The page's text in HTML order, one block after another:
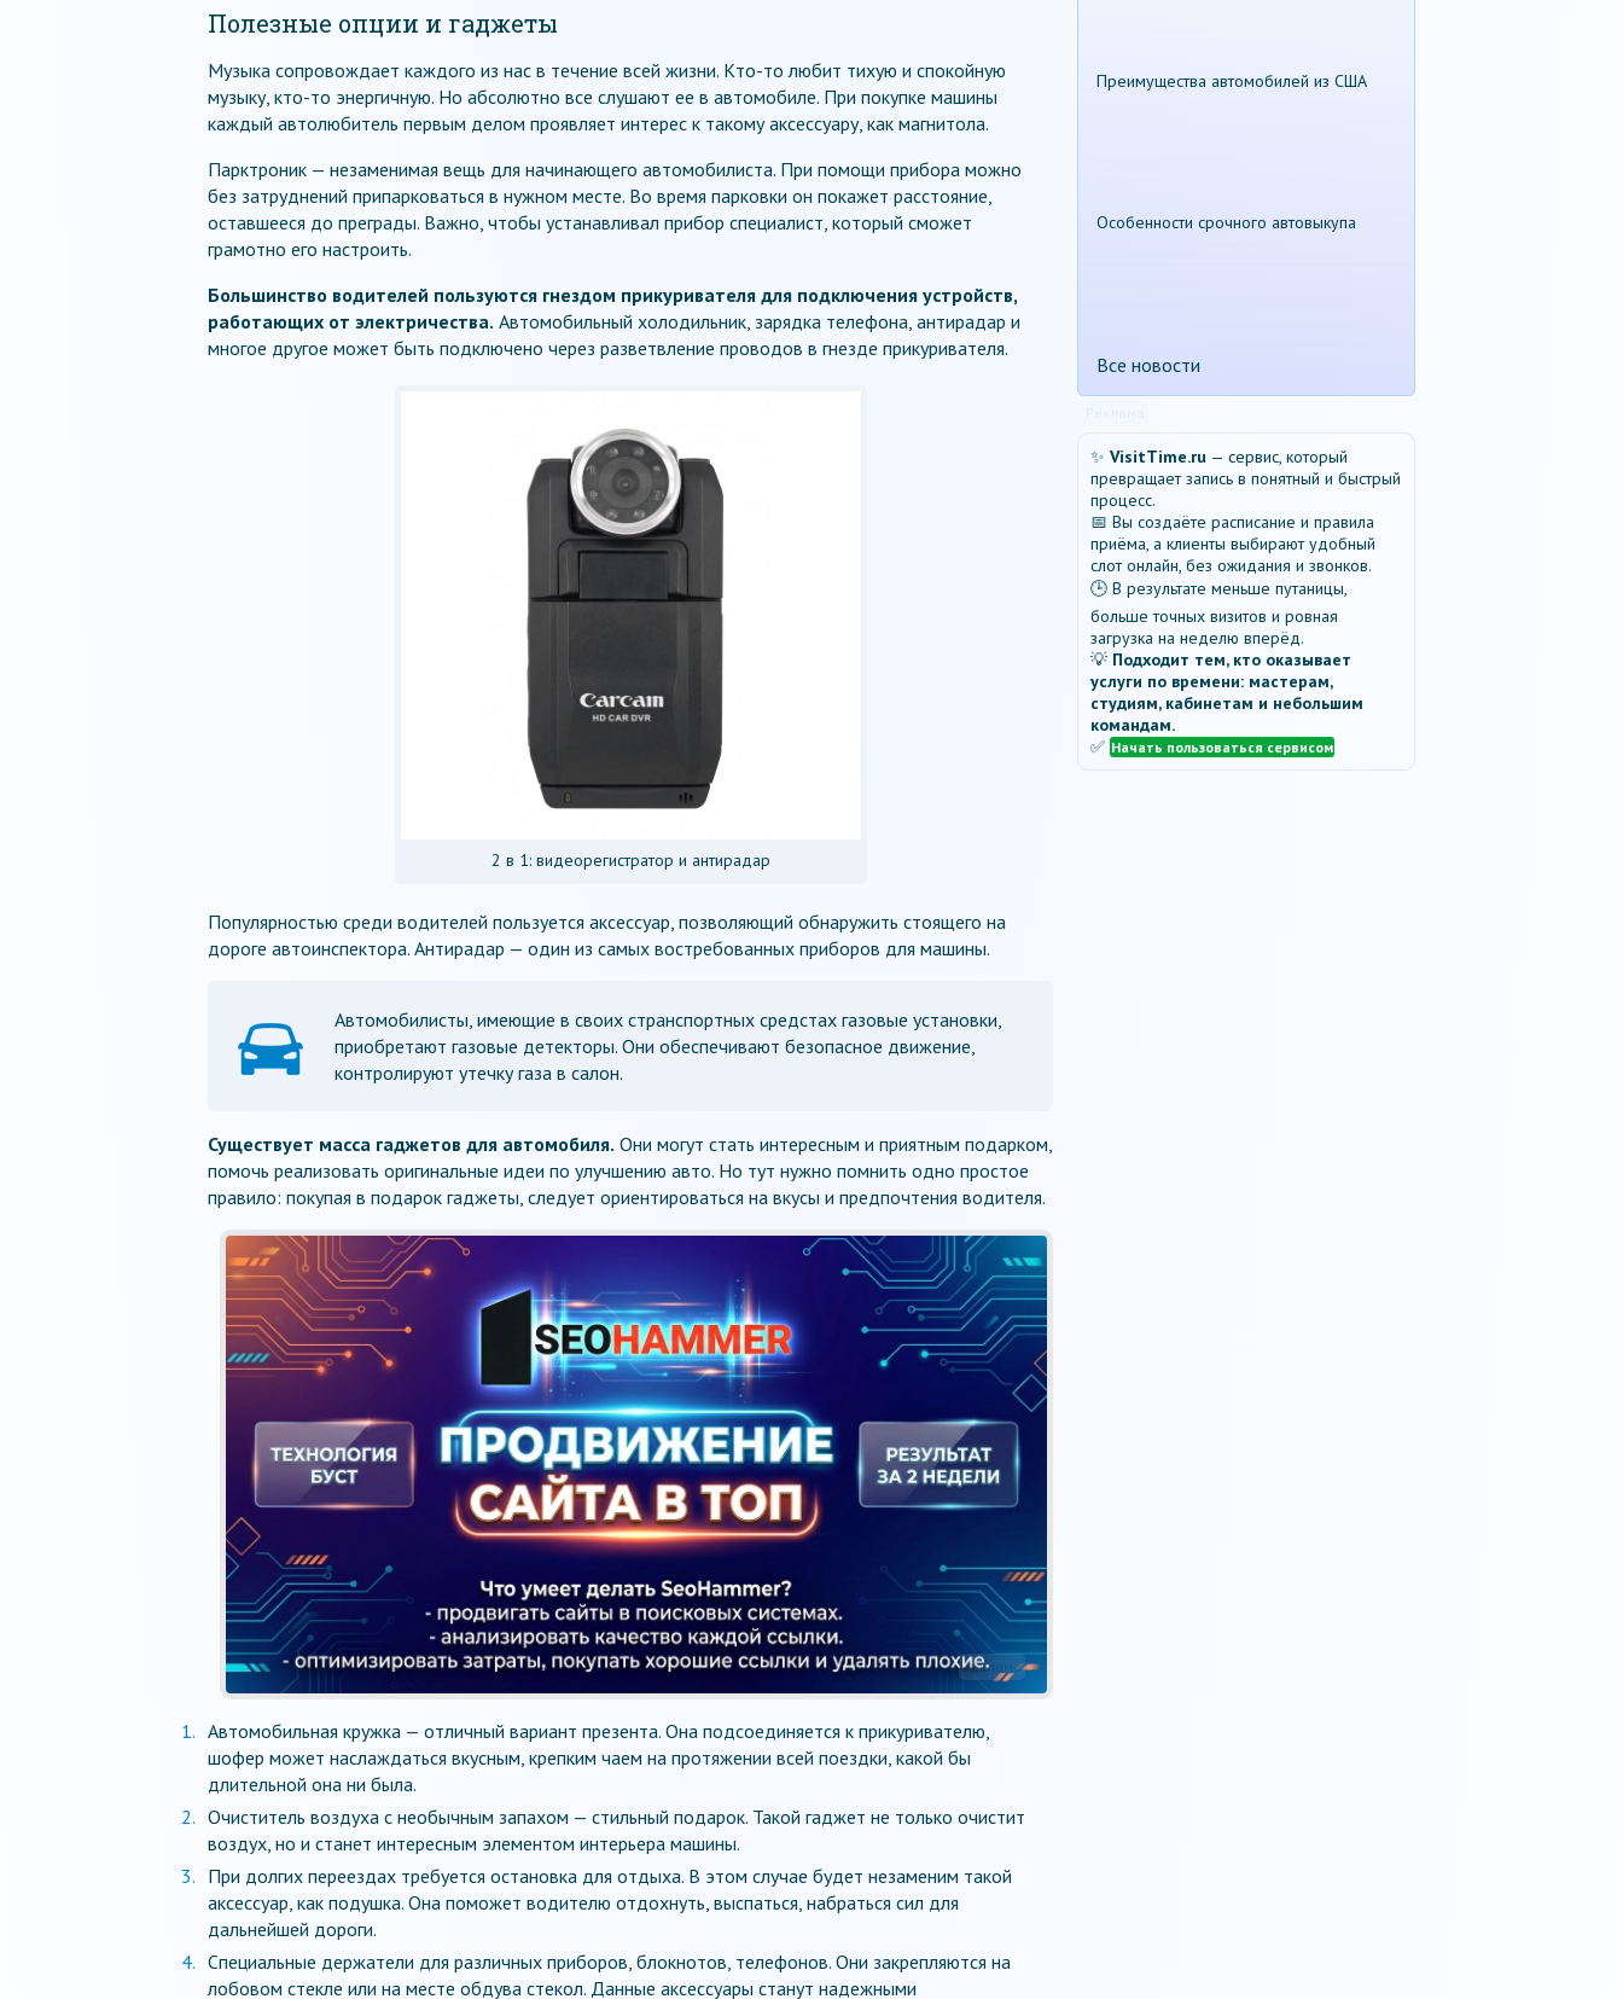
Полезные опции и гаджеты
Музыка сопровождает каждого из нас в течение всей жизни. Кто-то любит тихую и спокойную
музыку, кто-то энергичную. Но абсолютно все слушают ее в автомобиле. При покупке машины
каждый автолюбитель первым делом проявляет интерес к такому аксессуару, как магнитола.
Парктроник — незаменимая вещь для начинающего автомобилиста. При помощи прибора можно
без затруднений припарковаться в нужном месте. Во время парковки он покажет расстояние,
оставшееся до преграды. Важно, чтобы устанавливал прибор специалист, который сможет
грамотно его настроить.
Большинство водителей пользуются гнездом прикуривателя для подключения устройств,
работающих от электричества. Автомобильный холодильник, зарядка телефона, антирадар и
многое другое может быть подключено через разветвление проводов в гнезде прикуривателя.
2 в 1: видеорегистратор и антирадар
Популярностью среди водителей пользуется аксессуар, позволяющий обнаружить стоящего на
дороге автоинспектора. Антирадар — один из самых востребованных приборов для машины.
Автомобилисты, имеющие в своих странспортных средстах газовые установки,
приобретают газовые детекторы. Они обеспечивают безопасное движение,
контролируют утечку газа в салон.
Существует масса гаджетов для автомобиля. Они могут стать интересным и приятным подарком,
помочь реализовать оригинальные идеи по улучшению авто. Но тут нужно помнить одно простое
правило: покупая в подарок гаджеты, следует ориентироваться на вкусы и предпочтения водителя.
Реклама
Автомобильная кружка — отличный вариант презента. Она подсоединяется к прикуривателю,
шофер может наслаждаться вкусным, крепким чаем на протяжении всей поездки, какой бы
длительной она ни была.
Очиститель воздуха с необычным запахом — стильный подарок. Такой гаджет не только очистит
воздух, но и станет интересным элементом интерьера машины.
При долгих переездах требуется остановка для отдыха. В этом случае будет незаменим такой
аксессуар, как подушка. Она поможет водителю отдохнуть, выспаться, набраться сил для
дальнейшей дороги.
Специальные держатели для различных приборов, блокнотов, телефонов. Они закрепляются на
лобовом стекле или на месте обдува стекол. Данные аксессуары станут надежными
Преимущества автомобилей из США
Особенности срочного автовыкупа
Все новости
✨ VisitTime.ru — сервис, который
превращает запись в понятный и быстрый
процесс.
📅 Вы создаёте расписание и правила
приёма, а клиенты выбирают удобный
слот онлайн, без ожидания и звонков.
🕒 В результате меньше путаницы,
больше точных визитов и ровная
загрузка на неделю вперёд.
💡 Подходит тем, кто оказывает
услуги по времени: мастерам,
студиям, кабинетам и небольшим
командам.
✅ Начать пользоваться сервисом